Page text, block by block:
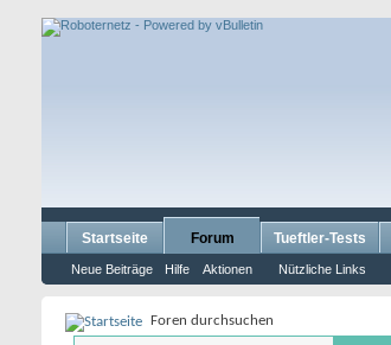
Startseite Forum
Neue Beiträge Hilfe Aktionen Nützliche Links
Tueftler-Tests
Foren durchsuchen